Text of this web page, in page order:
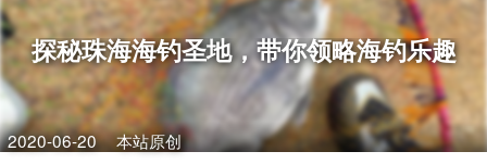
探秘珠海海钓圣地，带你领略海钓乐趣
2020-06-20 本站原创